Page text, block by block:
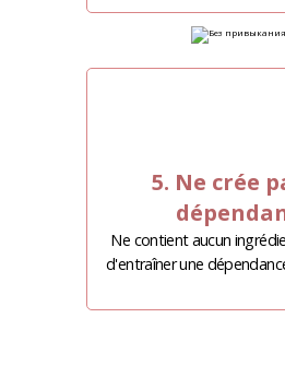
5. Ne crée
Ne contient aucun
d'entraîner une